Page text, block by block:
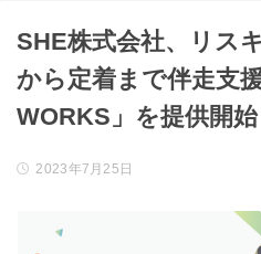
SHE株式会社、リス
から定着まで伴走支
WORKS」を提供開始
2023年7月25日